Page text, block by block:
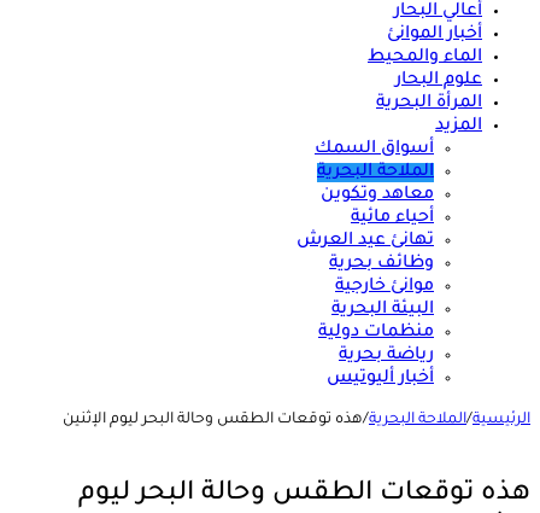
أعالي البحار
أخبار الموانئ
الماء والمحيط
علوم البحار
المرأة البحرية
المزيد
أسواق السمك
الملاحة البحرية
معاهد وتكوين
أحياء مائية
تهانئ عيد العرش
وظائف بحرية
موانئ خارجية
البيئة البحرية
منظمات دولية
رياضة بحرية
أخبار أليوتيس
الرئيسية/الملاحة البحرية/هذه توقعات الطقس وحالة البحر ليوم الإثنين
هذه توقعات الطقس وحالة البحر ليوم